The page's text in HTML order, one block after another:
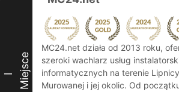
I Miejsce
MC24.net działa od 2013 roku,
szeroki wachlarz usług
informatycznych na terenie Lipnicy
Murowanej i jej okolic. Od